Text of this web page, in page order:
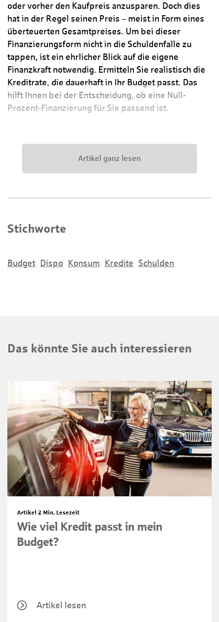
oder vorher den Kaufpreis anzusparen. Doch dies
hat in der Regel seinen Preis – meist in Form eines
überteuerten Gesamtpreises. Um bei dieser
Finanzierungsform nicht in die Schuldenfalle zu
tappen, ist ein ehrlicher Blick auf die eigene
Finanzkraft notwendig. Ermitteln Sie realistisch die
Kreditrate, die dauerhaft in Ihr Budget passt. Das
hilft Ihnen bei der Entscheidung, ob eine Null-
Prozent-Finanzierung für Sie passend ist.
Artikel ganz lesen
Stichworte
Budget Dispo Konsum Kredite Schulden
Das könnte Sie auch interessieren
Artikel 2 Min. Lesezeit
Wie viel Kredit passt in mein
Budget?
Artikel lesen